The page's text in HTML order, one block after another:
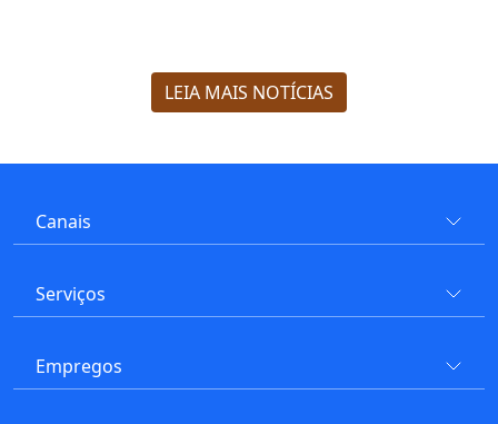
LEIA MAIS NOTÍCIAS
Canais
Serviços
Empregos